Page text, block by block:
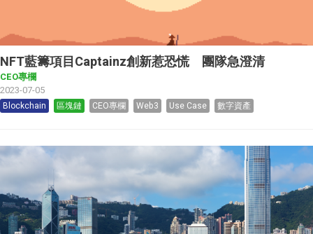
NFT藍籌項目Captainz創新惹恐慌 團隊急澄清
CEO專欄
2023-07-05
Blockchain 區塊鏈 CEO專欄 Web3 Use Case 數字資產